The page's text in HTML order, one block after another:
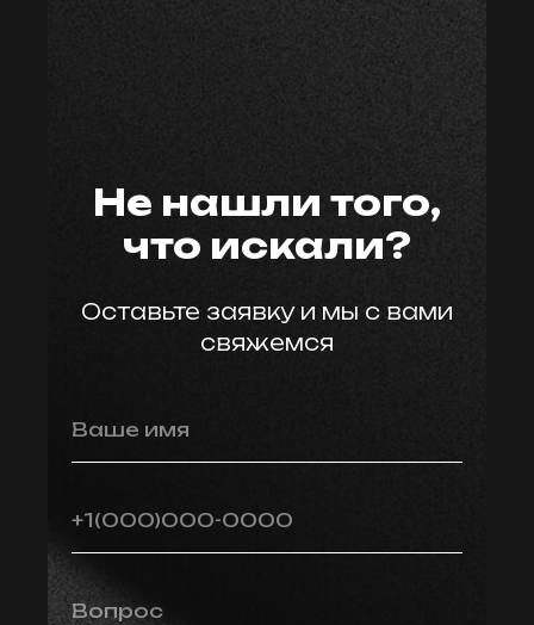
Не нашли того,
что искали?
Оставьте заявку и мы с вами
свяжемся
Ваше имя
+1(000)000-0000
Вопрос